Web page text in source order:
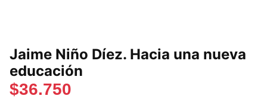
Jaime Niño Díez. Hacia una nueva
educación
$36.750